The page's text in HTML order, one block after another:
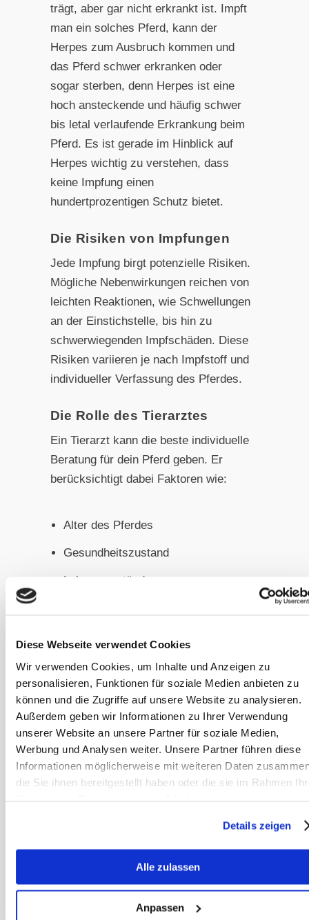
Diese Webseite verwendet Cookies
Wir verwenden Cookies, um Inhalte und Anzeigen zu
personalisieren, Funktionen für soziale Medien anbieten zu
können und die Zugriffe auf unsere Website zu analysieren.
Außerdem geben wir Informationen zu Ihrer Verwendung
unserer Website an unsere Partner für soziale Medien,
Werbung und Analysen weiter. Unsere Partner führen diese
Informationen möglicherweise mit weiteren Daten
die Sie ihnen bereitgestellt haben oder die sie im Rahmen
Details zeigen
Alle zulassen
Anpassen
trägt, aber gar nicht erkrankt ist. Impft
man ein solches Pferd, kann der
Herpes zum Ausbruch kommen und
das Pferd schwer erkranken oder
sogar sterben, denn Herpes ist eine
hoch ansteckende und häufig schwer
bis letal verlaufende Erkrankung beim
Pferd. Es ist gerade im Hinblick auf
Herpes wichtig zu verstehen, dass
keine Impfung einen
hundertprozentigen Schutz bietet.
Die Risiken von Impfungen
Jede Impfung birgt potenzielle Risiken.
Mögliche Nebenwirkungen reichen von
leichten Reaktionen, wie Schwellungen
an der Einstichstelle, bis hin zu
schwerwiegenden Impfschäden. Diese
Risiken variieren je nach Impfstoff und
individueller Verfassung des Pferdes.
Die Rolle des Tierarztes
Ein Tierarzt kann die beste individuelle
Beratung für dein Pferd geben. Er
berücksichtigt dabei Faktoren wie:
Alter des Pferdes
Gesundheitszustand
Lebensumstände
Fazit: Eine individuelle
Impfungen sind keine Standardlösung,
sondern eine sehr persönliche
Entscheidung. Was für ein
Turnierpferd sinnvoll ist, muss nicht
unbedingt für ein Pferd gelten, das
ausschließlich auf der heimischen
ehrliche Einschätzung der
individuellen Risiken sind der
Schlüssel zu einer guten